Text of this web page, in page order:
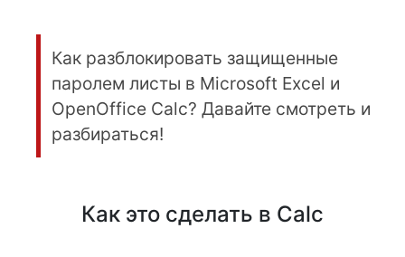
Как разблокировать защищенные
паролем листы в Microsoft Excel и
OpenOffice Calc? Давайте смотреть и
разбираться!
Как это сделать в Calc